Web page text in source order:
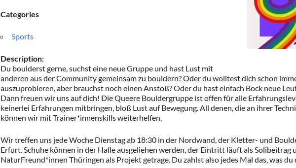
Categories
Sports
Description:
Du boulderst gerne, suchst eine neue Gruppe und hast Lust mit
anderen aus der Community gemeinsam zu bouldern? Oder du wolltest dich schon
auszuprobieren, aber brauchst noch einen Anstoß? Oder du hast einfach Bock neue
Dann freuen wir uns auf dich! Die Queere Bouldergruppe ist offen für alle
keinerlei Erfahrungen mitbringen, bloß Lust auf Bewegung. All denen, die an ihrer
können wir mit Trainer*innenskills weiterhelfen.
Wir treffen uns jede Woche Dienstag ab 18:30 in der Nordwand, der Kletter- und
Erfurt. Schuhe können in der Halle ausgeliehen werden, der Eintritt läuft als Solibeitrag
NaturFreund*innen Thüringen als Projekt getrage. Du zahlst also jedes Mal das, was du